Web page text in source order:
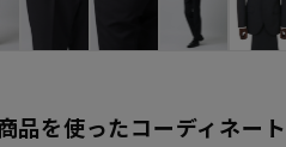
品を使ったコーディネート